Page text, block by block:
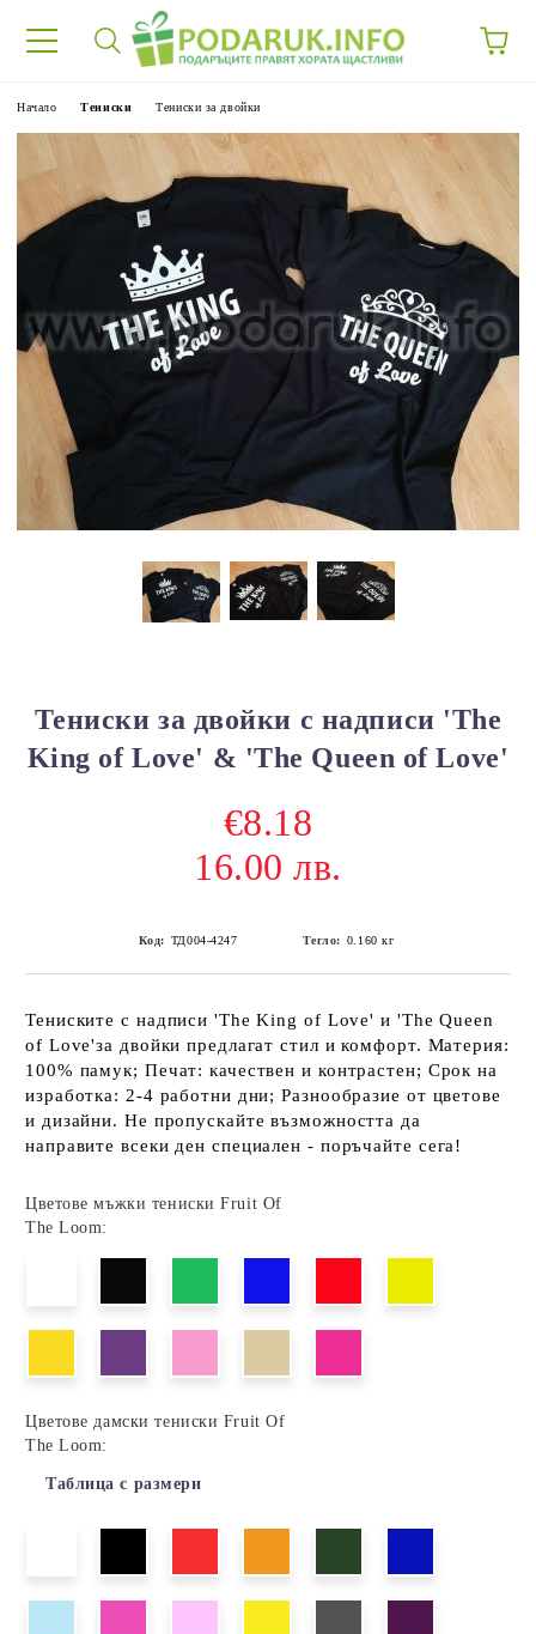
Начало Тениски Тениски за двойки
Тениски за двойки с надписи 'The
King of Love' & 'The Queen of Love'
€8.18
16.00 лв.
Код: ТД004-4247 Тегло: 0.160 кг
Тениските с надписи 'The King of Love' и 'The Queen
of Love'за двойки предлагат стил и комфорт. Материя:
100% памук; Печат: качествен и контрастен; Срок на
изработка: 2-4 работни дни; Разнообразие от цветове
и дизайни. Не пропускайте възможността да
направите всеки ден специален - поръчайте сега!
Цветове мъжки тениски Fruit Of
The Loom:
Цветове дамски тениски Fruit Of
The Loom:
Таблица с размери